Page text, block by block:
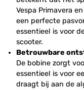
Vespa Primavera
een perfecte
essentieel is voor
scooter.
Betrouwbare
De bobine zorgt
essentieel is voor
draagt bij aan de